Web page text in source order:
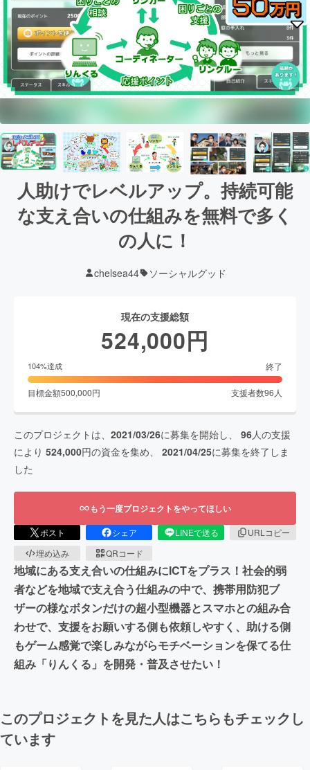
人助けでレベルアップ。持続可能
な支え合いの仕組みを無料で多く
の人に！
chelsea44 ソーシャルグッド
現在の支援総額
524,000円
104%達成 終了
目標金額500,000円 支援者数96 人
このプロジェクトは、 2021/03/26に募集を開始し、 96人の支援
により 524,000円の資金を集め、 2021/04/25に募集を終了しま
した
もう一度プロジェクトをやってほしい
ポスト シェア LINEで送る
URLコピー
埋め込み
QRコード
地域にある支え合いの仕組みにICTをプラス！社会的弱
者などを地域で支え合う仕組みの中で、携帯用防犯ブ
ザーの様なボタンだけの超小型機器とスマホとの組み合
わせで、支援をお願いする側も依頼しやすく、助ける側
もゲーム感覚で楽しみながらモチベーションを保てる仕
組み「りんくる」を開発・普及させたい！
このプロジェクトを見た人はこちらもチェックし
ています